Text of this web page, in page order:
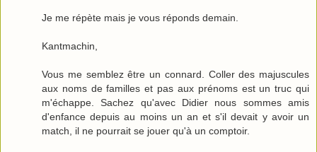
Je me répète mais je vous réponds demain.
Kantmachin,
Vous me semblez être un connard. Coller des majuscules
aux noms de familles et pas aux prénoms est un truc qui
m'échappe. Sachez qu'avec Didier nous sommes amis
d'enfance depuis au moins un an et s'il devait y avoir un
match, il ne pourrait se jouer qu'à un comptoir.